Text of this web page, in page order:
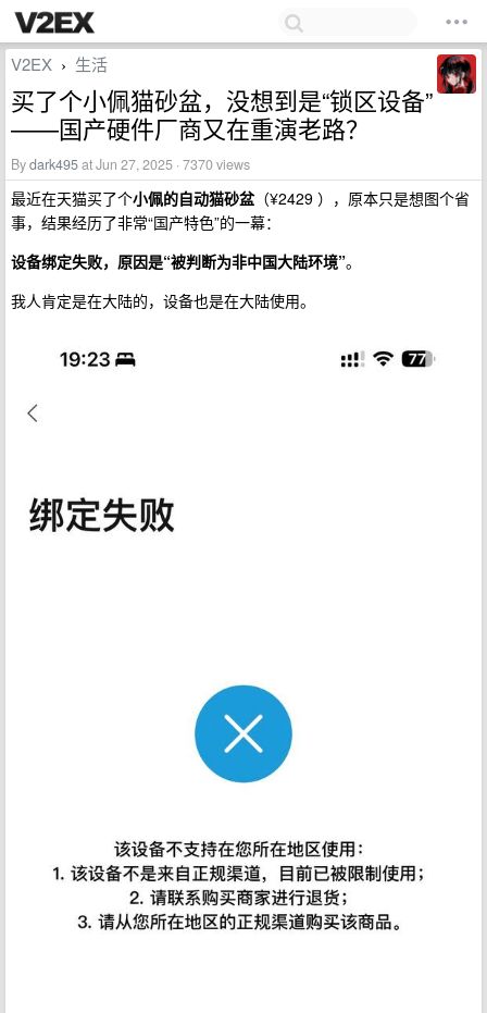
V2EX › 生活
买了个小佩猫砂盆，没想到是“锁区设备”
——国产硬件厂商又在重演老路？
Bydark495at Jun 27, 2025 · 7370 views
最近在天猫买了个小佩的自动猫砂盆（¥2429 ），原本只是想图个省
事，结果经历了非常“国产特色”的一幕：
设备绑定失败，原因是“被判断为非中国大陆环境”。
我人肯定是在大陆的，设备也是在大陆使用。